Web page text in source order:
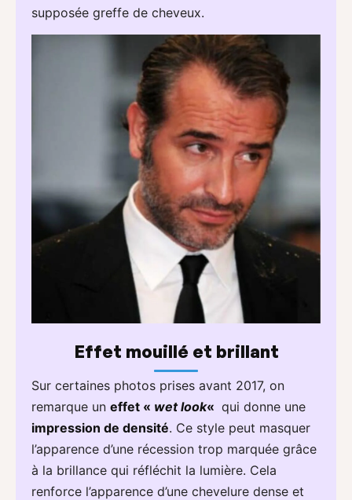
supposée greffe de cheveux.
Effet mouillé et brillant
Sur certaines photos prises avant 2017, on
remarque un effet « wet look« qui donne une
impression de densité. Ce style peut masquer
l’apparence d’une récession trop marquée grâce
à la brillance qui réfléchit la lumière. Cela
renforce l’apparence d’une chevelure dense et